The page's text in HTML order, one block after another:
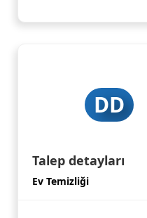
DD
Talep detayları
Ev Temizliği